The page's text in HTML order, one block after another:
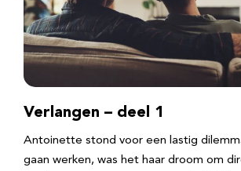
Verlangen – deel 1
Antoinette stond voor een lastig
gaan werken, was het haar droom om